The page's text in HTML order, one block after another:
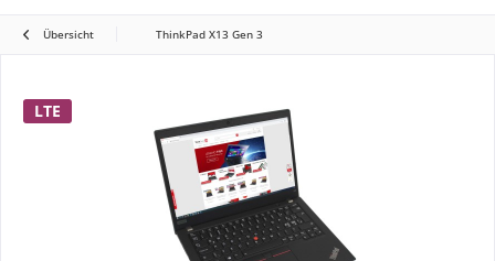
Übersicht ThinkPad X13 Gen 3
LTE